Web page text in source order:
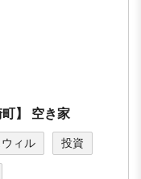
町】 空き家
ィル 投資